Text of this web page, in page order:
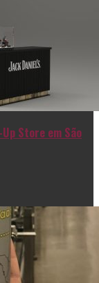
Store em São